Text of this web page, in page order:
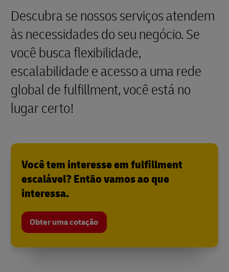
Descubra se nossos serviços atendem
às necessidades do seu negócio. Se
você busca flexibilidade,
escalabilidade e acesso a uma rede
global de fulfillment, você está no
lugar certo!
Você tem interesse em fulfillment
escalável? Então vamos ao que
interessa.
Obter uma cotação